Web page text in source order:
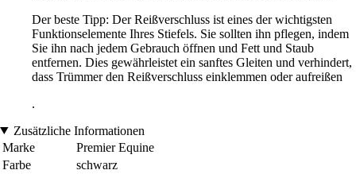
Der beste Tipp: Der Reißverschluss ist eines der wichtigsten
Funktionselemente Ihres Stiefels. Sie sollten ihn pflegen, indem
Sie ihn nach jedem Gebrauch öffnen und Fett und Staub
entfernen. Dies gewährleistet ein sanftes Gleiten und verhindert,
dass Trümmer den Reißverschluss einklemmen oder aufreißen
.
Zusätzliche Informationen
Marke
Premier Equine
Farbe
schwarz